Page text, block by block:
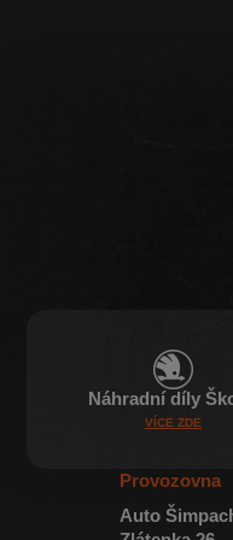
Náhradní díly
VÍCE ZDE
Provozovna
Auto